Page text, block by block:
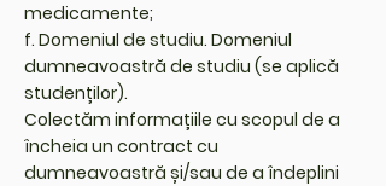
medicamente;
f. Domeniul de studiu. Domeniul
dumneavoastră de studiu (se aplică
studenților).
Colectăm informațiile cu scopul de a
încheia un contract cu
dumneavoastră și/sau de a îndeplini